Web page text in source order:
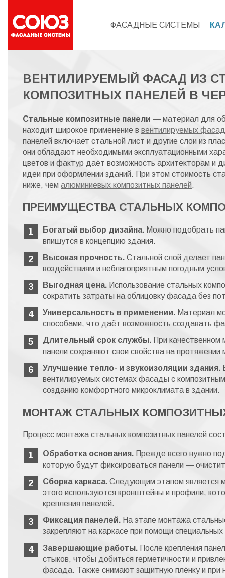
ФАСАДНЫЕ СИСТЕМЫ
ВЕНТИЛИРУЕМЫЙ ФАСАД ИЗ
КОМПОЗИТНЫХ ПАНЕЛЕЙ В
Стальные композитные панели — материал для
находит широкое применение в вентилируемых
панелей включает стальной лист и другие слои из
они обладают необходимыми эксплуатационными
цветов и фактур даёт возможность архитекторам и
идеи при оформлении зданий. При этом стоимость
ниже, чем алюминиевых композитных панелей.
ПРЕИМУЩЕСТВА СТАЛЬНЫХ
Богатый выбор дизайна. Можно подобрать
впишутся в концепцию здания.
Высокая прочность. Стальной слой делает
воздействиям и неблагоприятным погодным
Выгодная цена. Использование стальных
сократить затраты на облицовку фасада без
Универсальность в применении. Материал
способами, что даёт возможность создавать
Длительный срок службы. При качественном
панели сохраняют свои свойства на протяжении
Улучшение тепло- и звукоизоляции здания.
вентилируемых системах фасады с
созданию комфортного микроклимата в здании.
МОНТАЖ СТАЛЬНЫХ
Процесс монтажа стальных композитных панелей
Обработка основания. Прежде всего нужно
которую будут фиксироваться панели —
Сборка каркаса. Следующим этапом является
этого используются кронштейны и профили,
крепления панелей.
Фиксация панелей. На этапе монтажа
закрепляют на каркасе при помощи
Завершающие работы. После крепления
стыков, чтобы добиться герметичности и
фасада. Также снимают защитную плёнку и при